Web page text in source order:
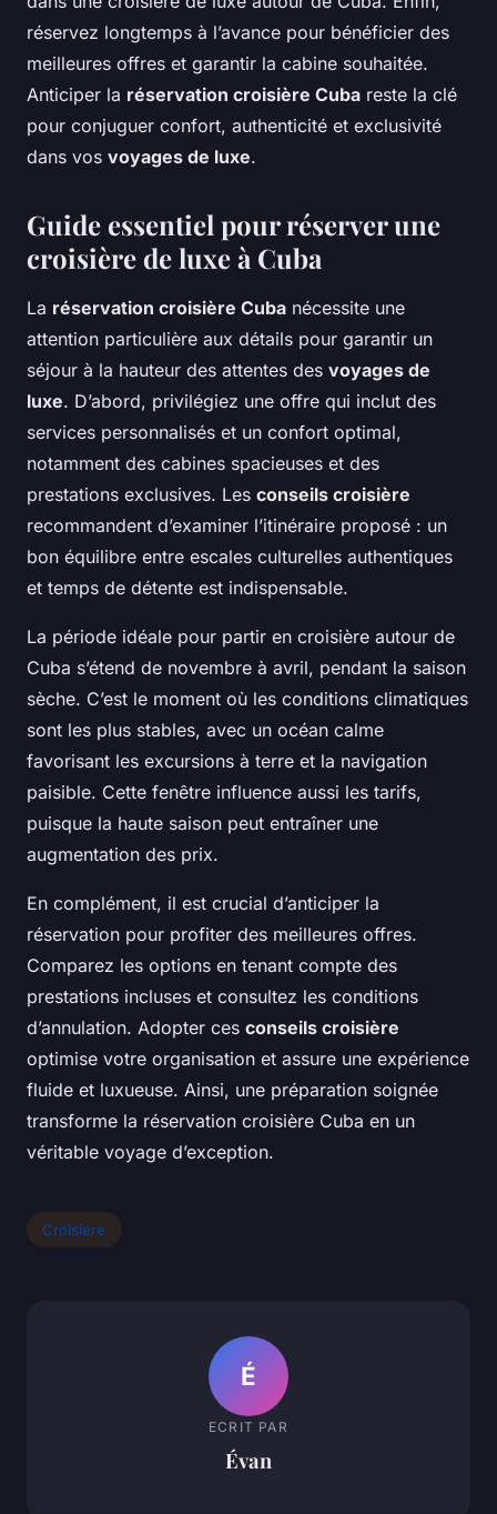
réservez longtemps à l’avance pour bénéficier des
meilleures offres et garantir la cabine souhaitée.
Anticiper la réservation croisière Cuba reste la clé
pour conjuguer confort, authenticité et exclusivité
dans vos voyages de luxe.
Guide essentiel pour réserver une
croisière de luxe à Cuba
La réservation croisière Cuba nécessite une
attention particulière aux détails pour garantir un
séjour à la hauteur des attentes des voyages de
luxe. D’abord, privilégiez une offre qui inclut des
services personnalisés et un confort optimal,
notamment des cabines spacieuses et des
prestations exclusives. Les conseils croisière
recommandent d’examiner l’itinéraire proposé : un
bon équilibre entre escales culturelles authentiques
et temps de détente est indispensable.
La période idéale pour partir en croisière autour de
Cuba s’étend de novembre à avril, pendant la saison
sèche. C’est le moment où les conditions climatiques
sont les plus stables, avec un océan calme
favorisant les excursions à terre et la navigation
paisible. Cette fenêtre influence aussi les tarifs,
puisque la haute saison peut entraîner une
augmentation des prix.
En complément, il est crucial d’anticiper la
réservation pour profiter des meilleures offres.
Comparez les options en tenant compte des
prestations incluses et consultez les conditions
d’annulation. Adopter ces conseils croisière
optimise votre organisation et assure une expérience
fluide et luxueuse. Ainsi, une préparation soignée
transforme la réservation croisière Cuba en un
véritable voyage d’exception.
Croisiere
É
ECRIT PAR
Évan